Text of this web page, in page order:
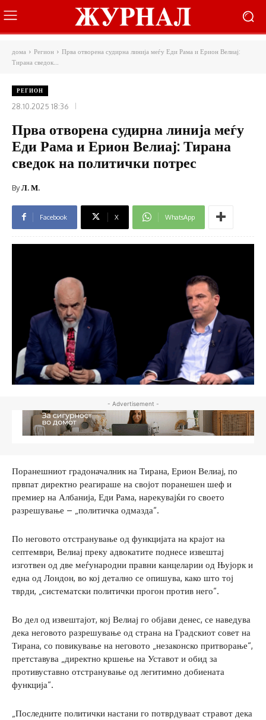
дома Регион
Прва отворена судирна линија меѓу Еди Рама и Ерион Велиај:
Тирана сведок...
РЕГИОН
28.10.2025 18:36
Прва отворена судирна линија меѓу
Еди Рама и Ерион Велиај: Тирана
сведок на политички потрес
ByЛ. М.
Facebook X WhatsApp
- Advertisement -
Поранешниот градоначалник на Тирана, Ерион Велиај, по
првпат директно реагираше на својот поранешен шеф и
премиер на Албанија, Еди Рама, нарекувајќи го своето
разрешување – „политичка одмазда“.
По неговото отстранување од функцијата на крајот на
септември, Велиај преку адвокатите поднесе извештај
изготвен од две меѓународни правни канцеларии од Њујорк и
една од Лондон, во кој детално се опишува, како што тој
тврди, „систематски политички прогон против него“.
Во дел од извештајот, кој Велиај го објави денес, се наведува
дека неговото разрешување од страна на Градскиот совет на
Тирана, со повикување на неговото „незаконско притворање“,
претставува „директно кршење на Уставот и обид за
противуставно отстранување од легитимно добиената
функција“.
„Последните политички настани го потврдуваат стравот дека